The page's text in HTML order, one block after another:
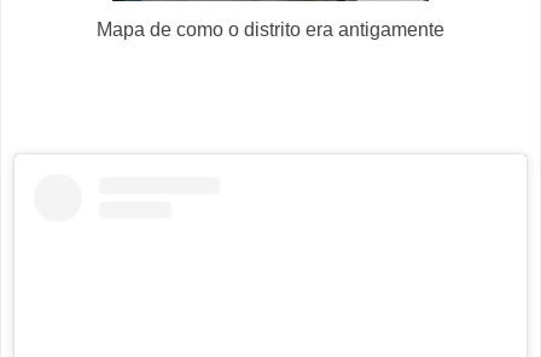
Mapa de como o distrito era antigamente